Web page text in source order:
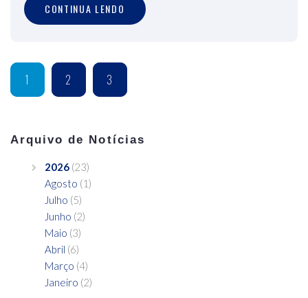
CONTINUA LENDO
1 2 3
Arquivo de Notícias
2026 (23)
Agosto (1)
Julho (5)
Junho (2)
Maio (3)
Abril (6)
Março (4)
Janeiro (2)